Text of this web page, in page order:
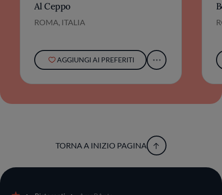
Al Ceppo
ROMA, ITALIA
AGGIUNGI AI PREFERITI
TORNA A INIZIO PAGINA